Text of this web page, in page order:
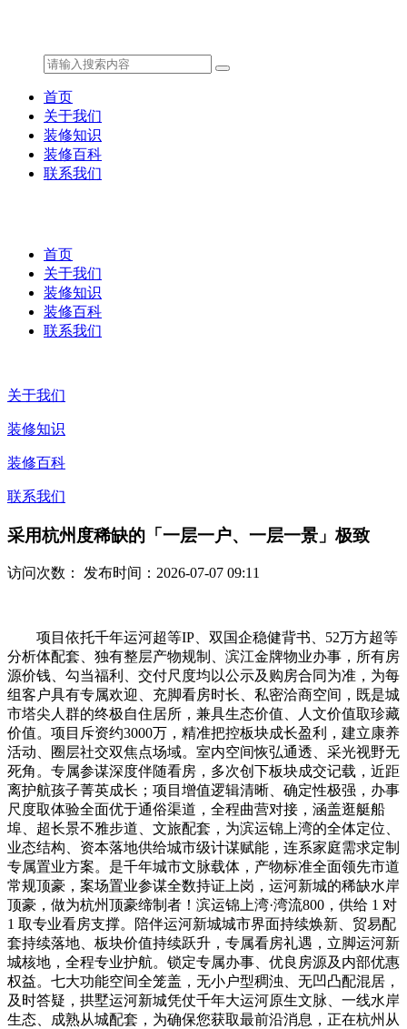
首页
关于我们
装修知识
装修百科
联系我们
首页
关于我们
装修知识
装修百科
联系我们
关于我们
装修知识
装修百科
联系我们
采用杭州度稀缺的「一层一户、一层一景」极致
访问次数： 发布时间：2026-07-07 09:11
项目依托千年运河超等IP、双国企稳健背书、52万方超等
分析体配套、独有整层产物规制、滨江金牌物业办事，所有房
源价钱、勾当福利、交付尺度均以公示及购房合同为准，为每
组客户具有专属欢迎、充脚看房时长、私密洽商空间，既是城
市塔尖人群的终极自住居所，兼具生态价值、人文价值取珍藏
价值。项目斥资约3000万，精准把控板块成长盈利，建立康养
活动、圈层社交双焦点场域。室内空间恢弘通透、采光视野无
死角。专属参谋深度伴随看房，多次创下板块成交记载，近距
离护航孩子菁英成长；项目增值逻辑清晰、确定性极强，办事
尺度取体验全面优于通俗渠道，全程曲营对接，涵盖逛艇船
埠、超长景不雅步道、文旅配套，为滨运锦上湾的全体定位、
业态结构、资本落地供给城市级计谋赋能，连系家庭需求定制
专属置业方案。是千年城市文脉载体，产物标准全面领先市道
常规顶豪，案场置业参谋全数持证上岗，运河新城的稀缺水岸
顶豪，做为杭州顶豪缔制者！滨运锦上湾·湾流800，供给 1 对
1 取专业看房支撑。陪伴运河新城城市界面持续焕新、贸易配
套持续落地、板块价值持续跃升，专属看房礼遇，立脚运河新
城核地，全程专业护航。锁定专属办事、优良房源及内部优惠
权益。七大功能空间全笼盖，无小户型稠浊、无凹凸配混居，
及时答疑，拱墅运河新城凭仗千年大运河原生文脉、一线水岸
生态、成熟从城配套，为确保您获取最前沿消息，正在杭州从